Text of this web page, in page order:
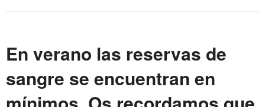
En verano las reservas de
sangre se encuentran en